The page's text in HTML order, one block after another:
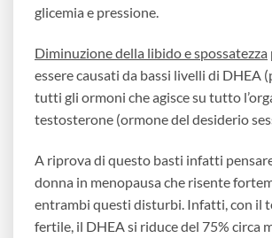
glicemia e pressione.
Diminuzione della libido e spossatezza
essere causati da bassi livelli di DHEA
tutti gli ormoni che agisce su tutto
testosterone (ormone del desiderio
A riprova di questo basti infatti
donna in menopausa che risente
entrambi questi disturbi. Infatti, con il
fertile, il DHEA si riduce del 75% circa